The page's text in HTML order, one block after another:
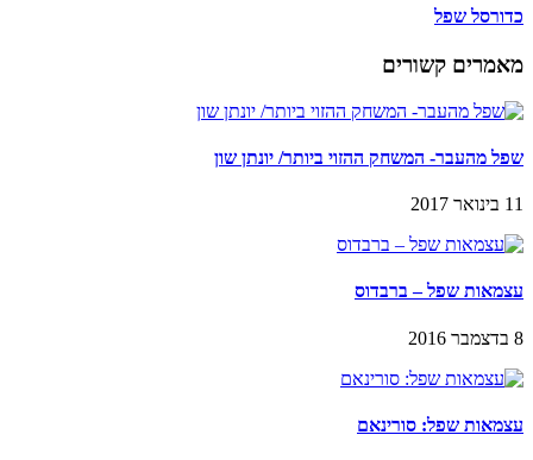
כדורסל שפל
מאמרים קשורים
שפל מהעבר- המשחק ההזוי ביותר/ יונתן שון
11 בינואר 2017
עצמאות שפל – ברבדוס
8 בדצמבר 2016
עצמאות שפל: סורינאם